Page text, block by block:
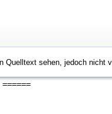
Quelltext sehen, jedoch